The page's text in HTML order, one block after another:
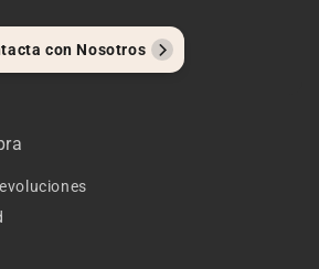
con Nosotros